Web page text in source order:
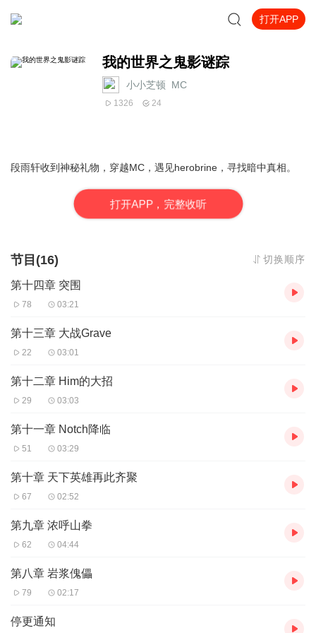
打开APP
我的世界之鬼影谜踪
小小芝顿_MC
1326 24
段雨轩收到神秘礼物，穿越MC，遇见herobrine，寻找暗中真相。
打开APP，完整收听
节目(16) 切换顺序
第十四章 突围
78 03:21
第十三章 大战Grave
22 03:01
第十二章 Him的大招
29 03:03
第十一章 Notch降临
51 03:29
第十章 天下英雄再此齐聚
67 02:52
第九章 浓呼山拳
62 04:44
第八章 岩浆傀儡
79 02:17
停更通知